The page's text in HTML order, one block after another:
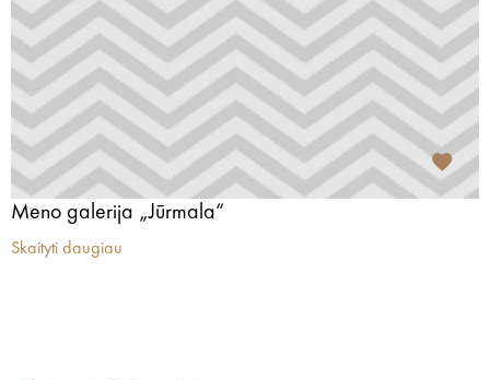
Meno galerija „Jūrmala“
Skaityti daugiau